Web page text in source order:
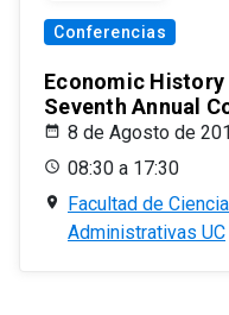
Conferencias
Economic
Seventh Annual
8 de Agosto de
08:30 a 17:30
Facultad de
Administrativas UC